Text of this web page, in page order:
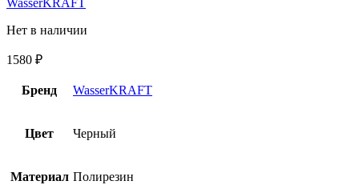
WasserKRAFT
Нет в наличии
1580 ₽
Бренд WasserKRAFT
Цвет Черный
Материал Полирезин